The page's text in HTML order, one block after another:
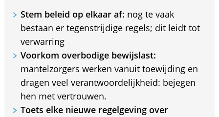
Stem beleid op elkaar af: nog te vaak
bestaan er tegenstrijdige regels; dit leidt tot
verwarring
Voorkom overbodige bewijslast:
mantelzorgers werken vanuit toewijding en
dragen veel verantwoordelijkheid: bejegen
hen met vertrouwen.
Toets elke nieuwe regelgeving over